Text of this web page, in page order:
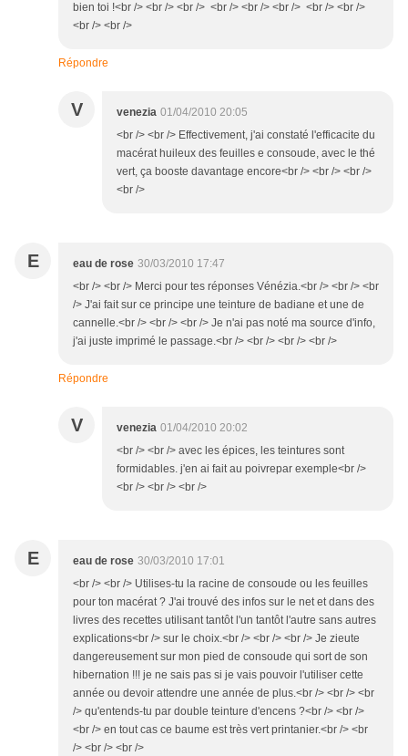
bien toi !<br /> <br /> <br /> <br /> <br /> <br /> <br /> <br />
<br /> <br />
Répondre
V venezia 01/04/2010 20:05
<br /> <br /> Effectivement, j'ai constaté l'efficacite du
macérat huileux des feuilles e consoude, avec le thé
vert, ça booste davantage encore<br /> <br /> <br />
<br />
E eau de rose 30/03/2010 17:47
<br /> <br /> Merci pour tes réponses Vénézia.<br /> <br /> <br
/> J'ai fait sur ce principe une teinture de badiane et une de
cannelle.<br /> <br /> <br /> Je n'ai pas noté ma source d'info,
j'ai juste imprimé le passage.<br /> <br /> <br /> <br />
Répondre
V venezia 01/04/2010 20:02
<br /> <br /> avec les épices, les teintures sont
formidables. j'en ai fait au poivrepar exemple<br />
<br /> <br /> <br />
E eau de rose 30/03/2010 17:01
<br /> <br /> Utilises-tu la racine de consoude ou les feuilles
pour ton macérat ? J'ai trouvé des infos sur le net et dans des
livres des recettes utilisant tantôt l'un tantôt l'autre sans autres
explications<br /> sur le choix.<br /> <br /> <br /> Je zieute
dangereusement sur mon pied de consoude qui sort de son
hibernation !!! je ne sais pas si je vais pouvoir l'utiliser cette
année ou devoir attendre une année de plus.<br /> <br /> <br
/> qu'entends-tu par double teinture d'encens ?<br /> <br />
<br /> en tout cas ce baume est très vert printanier.<br /> <br
/> <br /> <br />